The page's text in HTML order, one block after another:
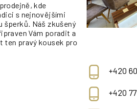
kde
s nejnovějšími
šperků. Náš zkušený
Vám poradit a
ten pravý kousek pro
+420
+420